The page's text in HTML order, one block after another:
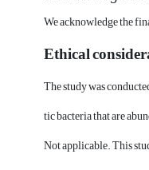
We acknowledge the
Ethical
The study was
tic bacteria that are
Not applicable. This